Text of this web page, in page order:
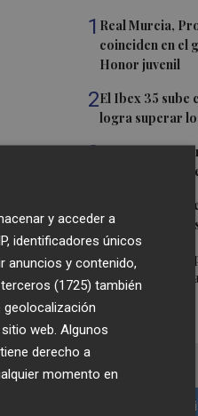
1 Real Murcia,
coinciden en el
Honor juvenil
2El Ibex 35 sube
logra superar
3FINE 2027
protagonistas
Entre viñedos
'Noches
5La cuenta atrás
en marcha:
Quiero
y acceder a
identificadores únicos
anuncios y contenido,
(1725) también
web. Algunos
derecho a
momento en